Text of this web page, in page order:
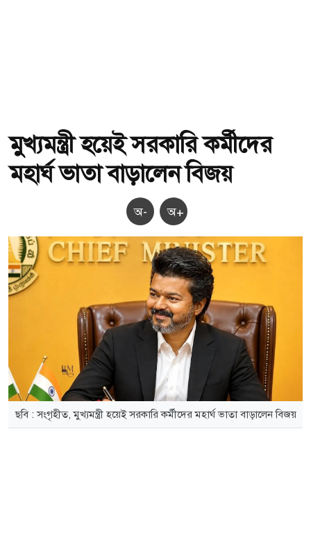
মুখ্যমন্ত্রী হয়েই সরকারি কর্মীদের
মহার্ঘ ভাতা বাড়ালেন বিজয়
অ- অ+
ছবি : সংগৃহীত, মুখ্যমন্ত্রী হয়েই সরকারি কর্মীদের মহার্ঘ ভাতা বাড়ালেন বিজয়